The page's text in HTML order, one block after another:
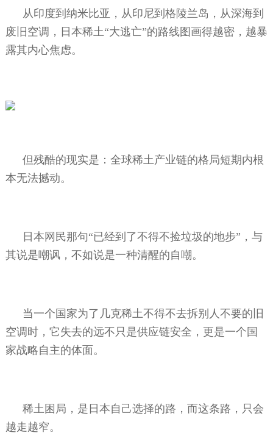
从印度到纳米比亚，从印尼到格陵兰岛，从深海到
废旧空调，日本稀土“大逃亡”的路线图画得越密，越暴
露其内心焦虑。
但残酷的现实是：全球稀土产业链的格局短期内根
本无法撼动。
日本网民那句“已经到了不得不捡垃圾的地步”，与
其说是嘲讽，不如说是一种清醒的自嘲。
当一个国家为了几克稀土不得不去拆别人不要的旧
空调时，它失去的远不只是供应链安全，更是一个国
家战略自主的体面。
稀土困局，是日本自己选择的路，而这条路，只会
越走越窄。